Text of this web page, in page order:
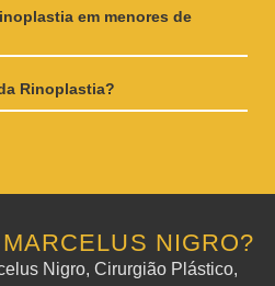
em menores de
Rinoplastia?
NIGRO?
Nigro, Cirurgião Plástico,